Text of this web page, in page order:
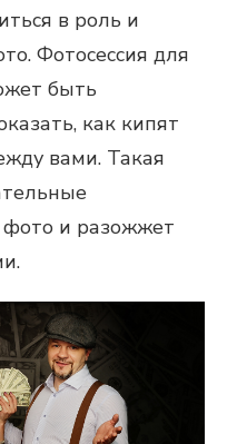
в роль и
Фотосессия для
быть
как кипят
вами. Такая
и разожжет